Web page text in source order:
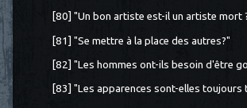
[80] "Un bon artiste est-il un artiste mort
[81] "Se mettre à la place des autres?"
[82] "Les hommes ont-ils besoin d'être
[83] "Les apparences sont-elles toujours